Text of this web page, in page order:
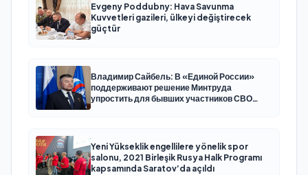
Evgeny Poddubny: Hava Savunma
Kuvvetleri gazileri, ülkeyi değiştirecek
güçtür
Владимир Сайбель: В «Единой России»
поддерживают решение Минтруда
упростить для бывших участников СВО
Yeni Yükseklik engellilere yönelik spor
salonu, 2021 Birleşik Rusya Halk Programı
kapsamında Saratov’da açıldı